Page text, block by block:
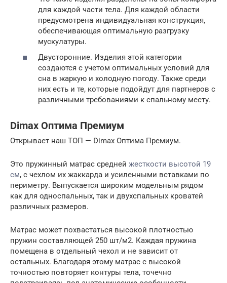
для каждой части тела. Для каждой области
предусмотрена индивидуальная конструкция,
обеспечивающая оптимальную разгрузку
мускулатуры.
Двусторонние. Изделия этой категории
создаются с учетом оптимальных условий для
сна в жаркую и холодную погоду. Также среди
них есть и те, которые подойдут для партнеров с
различными требованиями к спальному месту.
Dimax Оптима Премиум
Открывает наш ТОП — Dimax Оптима Премиум.
Это пружинный матрас средней жесткости высотой 19
см, с чехлом их жаккарда и усиленными вставками по
периметру. Выпускается широким модельным рядом
как для односпальных, так и двухспальных кроватей
различных размеров.
Матрас может похвастаться высокой плотностью
пружин составляющей 250 шт/м2. Каждая пружина
помещена в отдельный чехол и не зависит от
остальных. Благодаря этому матрас с высокой
точностью повторяет контуры тела, точечно